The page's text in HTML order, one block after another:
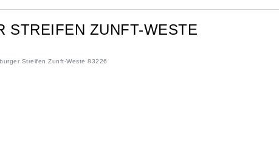
STREIFEN ZUNFT-WESTE
Streifen Zunft-Weste 83226